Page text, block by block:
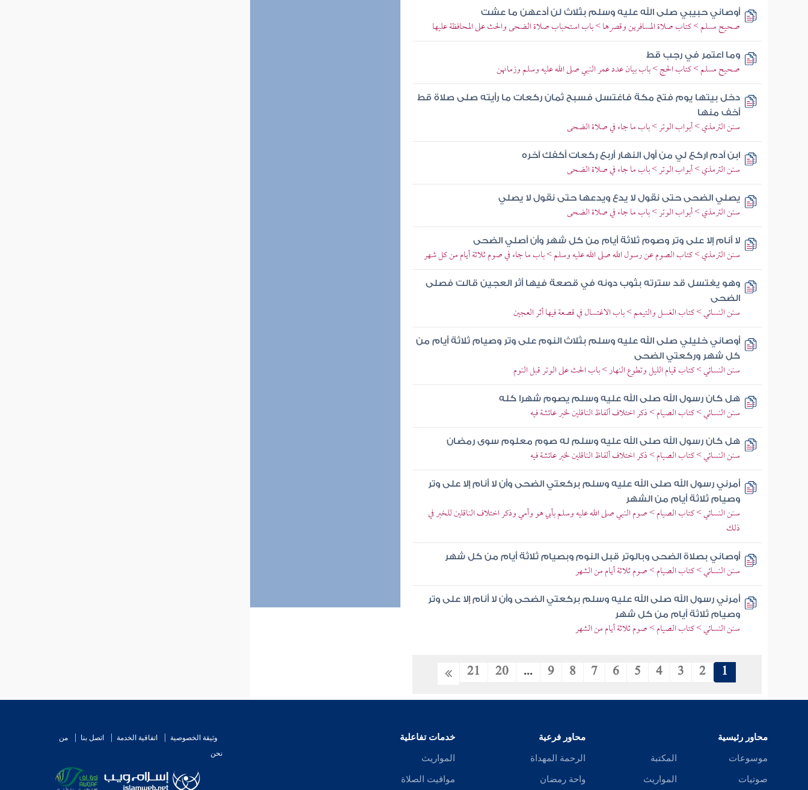
أوصاني حبيبي صلى الله عليه وسلم بثلاث لن أدعهن ما عشت
صحيح مسلم > كتاب صلاة المسافرين وقصرها > باب استحباب صلاة الضحى والحث على المحافظة عليها
وما اعتمر في رجب قط
صحيح مسلم > كتاب الحج > باب بيان عدد عمر النبي صلى الله عليه وسلم وزمانهن
دخل بيتها يوم فتح مكة فاغتسل فسبح ثمان ركعات ما رأيته صلى صلاة قط
أخف منها
سنن الترمذي > أبواب الوتر > باب ما جاء في صلاة الضحى
ابن آدم اركع لي من أول النهار أربع ركعات أكفك آخره
سنن الترمذي > أبواب الوتر > باب ما جاء في صلاة الضحى
يصلي الضحى حتى نقول لا يدع ويدعها حتى نقول لا يصلي
سنن الترمذي > أبواب الوتر > باب ما جاء في صلاة الضحى
لا أنام إلا على وتر وصوم ثلاثة أيام من كل شهر وأن أصلي الضحى
سنن الترمذي > كتاب الصوم عن رسول الله صلى الله عليه وسلم > باب ما جاء في صوم ثلاثة أيام من كل شهر
وهو يغتسل قد سترته بثوب دونه في قصعة فيها أثر العجين قالت فصلى
الضحى
سنن النسائي > كتاب الغسل والتيمم > باب الاغتسال في قصعة فيها أثر العجين
أوصاني خليلي صلى الله عليه وسلم بثلاث النوم على وتر وصيام ثلاثة أيام من
كل شهر وركعتي الضحى
سنن النسائي > كتاب قيام الليل وتطوع النهار > باب الحث على الوتر قبل النوم
هل كان رسول الله صلى الله عليه وسلم يصوم شهرا كله
سنن النسائي > كتاب الصيام > ذكر اختلاف ألفاظ الناقلين لخبر عائشة فيه
هل كان رسول الله صلى الله عليه وسلم له صوم معلوم سوى رمضان
سنن النسائي > كتاب الصيام > ذكر اختلاف ألفاظ الناقلين لخبر عائشة فيه
أمرني رسول الله صلى الله عليه وسلم بركعتي الضحى وأن لا أنام إلا على وتر
وصيام ثلاثة أيام من الشهر
سنن النسائي > كتاب الصيام > صوم النبي صلى الله عليه وسلم بأبي هو وأمي وذكر اختلاف الناقلين للخبر في
ذلك
أوصاني بصلاة الضحى وبالوتر قبل النوم وبصيام ثلاثة أيام من كل شهر
سنن النسائي > كتاب الصيام > صوم ثلاثة أيام من الشهر
أمرني رسول الله صلى الله عليه وسلم بركعتي الضحى وأن لا أنام إلا على وتر
وصيام ثلاثة أيام من كل شهر
سنن النسائي > كتاب الصيام > صوم ثلاثة أيام من الشهر
1
2
3
4
5
6
7
8
9
...
20
21
محاور رئيسية
موسوعات
صوتيات
المكتبة
المواريث
محاور فرعية
الرحمة المهداة
واحة رمضان
خدمات تفاعلية
المواريث
مواقيت الصلاة
وثيقة الخصوصية اتفاقية الخدمة اتصل بنا
من
نحن